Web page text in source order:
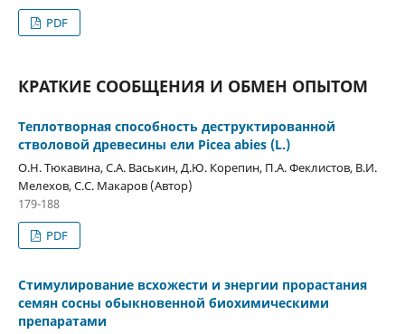
PDF
КРАТКИЕ СООБЩЕНИЯ И ОБМЕН ОПЫТОМ
Теплотворная способность деструктированной
стволовой древесины ели Picea abies (L.)
О.Н. Тюкавина, С.А. Васькин, Д.Ю. Корепин, П.А. Феклистов, В.И.
Мелехов, С.С. Макаров (Автор)
179-188
PDF
Стимулирование всхожести и энергии прорастания
семян сосны обыкновенной биохимическими
препаратами